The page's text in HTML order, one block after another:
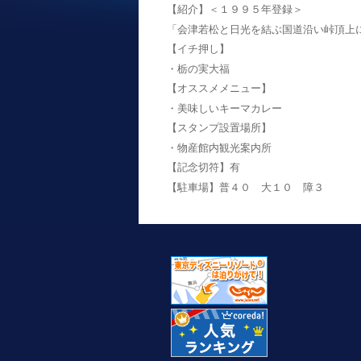
【紹介】＜１９９５年登録＞
「会津若松と日光を結ぶ国道沿い峠頂上
【イチ押し】
・栃の実大福
【オススメメニュー】
・美味しいキーマカレー
【スタンプ設置場所】
・物産館内観光案内所
【記念切符】有
【駐車場】普４０ 大１０ 障３